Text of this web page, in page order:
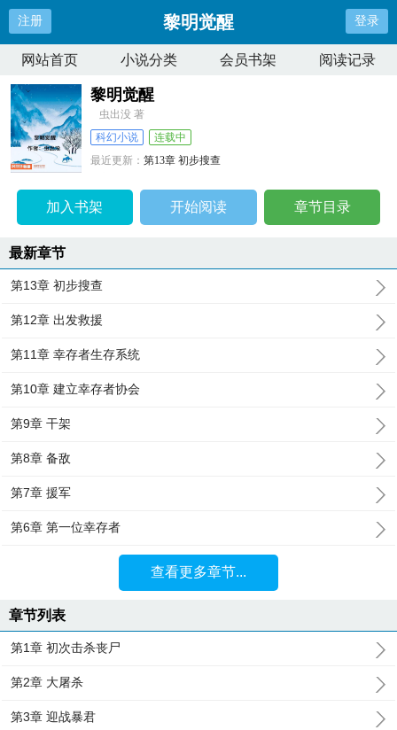
注册 黎明觉醒 登录
网站首页 小说分类 会员书架 阅读记录
黎明觉醒
虫出没 著
科幻小说
连载中
最近更新：第13章 初步搜查
加入书架 开始阅读 章节目录
最新章节
第13章 初步搜查
第12章 出发救援
第11章 幸存者生存系统
第10章 建立幸存者协会
第9章 干架
第8章 备敌
第7章 援军
第6章 第一位幸存者
查看更多章节...
章节列表
第1章 初次击杀丧尸
第2章 大屠杀
第3章 迎战暴君